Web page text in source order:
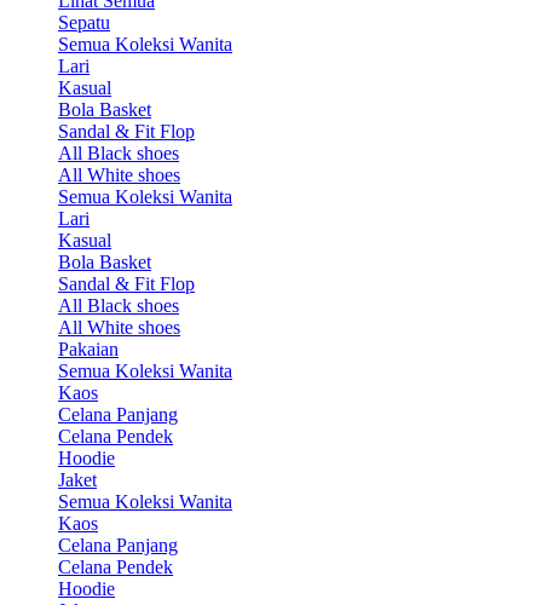
Sepatu
Semua Koleksi Wanita
Lari
Kasual
Bola Basket
Sandal & Fit Flop
All Black shoes
All White shoes
Semua Koleksi Wanita
Lari
Kasual
Bola Basket
Sandal & Fit Flop
All Black shoes
All White shoes
Pakaian
Semua Koleksi Wanita
Kaos
Celana Panjang
Celana Pendek
Hoodie
Jaket
Semua Koleksi Wanita
Kaos
Celana Panjang
Celana Pendek
Hoodie